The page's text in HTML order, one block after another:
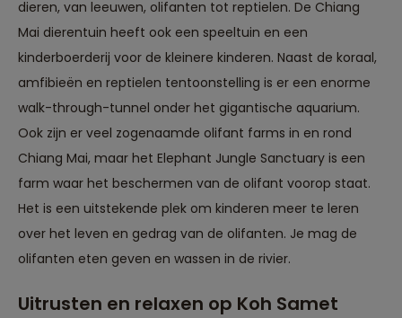
dieren, van leeuwen, olifanten tot reptielen. De Chiang
Mai dierentuin heeft ook een speeltuin en een
kinderboerderij voor de kleinere kinderen. Naast de koraal,
amfibieën en reptielen tentoonstelling is er een enorme
walk-through-tunnel onder het gigantische aquarium.
Ook zijn er veel zogenaamde olifant farms in en rond
Chiang Mai, maar het Elephant Jungle Sanctuary is een
farm waar het beschermen van de olifant voorop staat.
Het is een uitstekende plek om kinderen meer te leren
over het leven en gedrag van de olifanten. Je mag de
olifanten eten geven en wassen in de rivier.
Uitrusten en relaxen op Koh Samet